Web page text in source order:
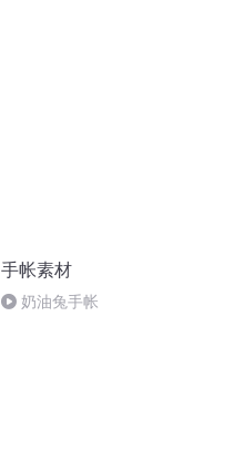
手帐素材
奶油兔手帐